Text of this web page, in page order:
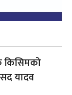
किसिमको
यादव